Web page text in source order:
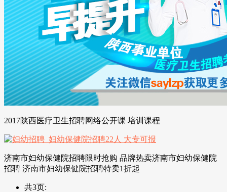
2017陕西医疗卫生招聘网络公开课 培训课程
济南市妇幼保健院招聘限时抢购 品牌热卖济南市妇幼保健院
招聘 济南市妇幼保健院招聘特卖1折起
共3页: